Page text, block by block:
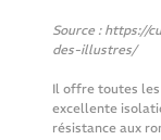
Source : https://
des-illustres/
Il offre toutes
excellente
résistance aux